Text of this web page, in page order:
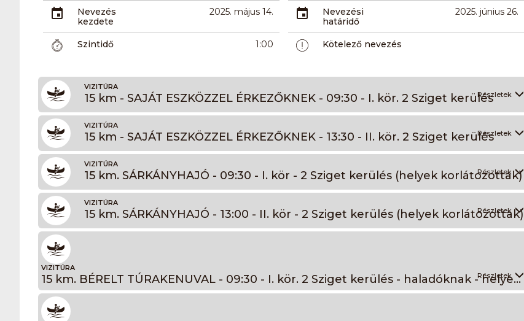
Nevezés
kezdete
2025. május 14.
Nevezési
határidő
2025. június 26.
Szintidő 1:00 Kötelező nevezés
VIZITÚRA
15 km - SAJÁT ESZKÖZZEL ÉRKEZŐKNEK - 09:30 - I. kör. 2 Sziget kerülésRészletek
VIZITÚRA
15 km - SAJÁT ESZKÖZZEL ÉRKEZŐKNEK - 13:30 - II. kör. 2 Sziget kerülésRészletek
VIZITÚRA
15 km. SÁRKÁNYHAJÓ - 09:30 - I. kör - 2 Sziget kerülés (helyek korlátozottak)
Részletek
VIZITÚRA
15 km. SÁRKÁNYHAJÓ - 13:00 - II. kör - 2 Sziget kerülés (helyek korlátozottak)
Részletek
VIZITÚRA
15 km. BÉRELT TÚRAKENUVAL - 09:30 - I. kör. 2 Sziget kerülés - haladóknak - helyek korlátozottak
Részletek